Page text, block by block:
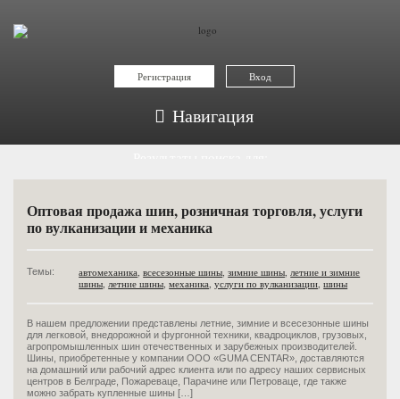
Регистрация Вход
Навигация
автомеханика
Оптовая продажа шин, розничная торговля, услуги
по вулканизации и механика
Темы: автомеханика,всесезонные шины,зимние шины,летние и зимние
шины,летние шины,механика,услуги по вулканизации,шины
В нашем предложении представлены летние, зимние и всесезонные шины
для легковой, внедорожной и фургонной техники, квадроциклов, грузовых,
агропромышленных шин отечественных и зарубежных производителей.
Шины, приобретенные у компании OOO «GUMA CENTAR», доставляются
на домашний или рабочий адрес клиента или по адресу наших сервисных
центров в Белграде, Пожареваце, Парачине или Петроваце, где также
можно забрать купленные шины […]